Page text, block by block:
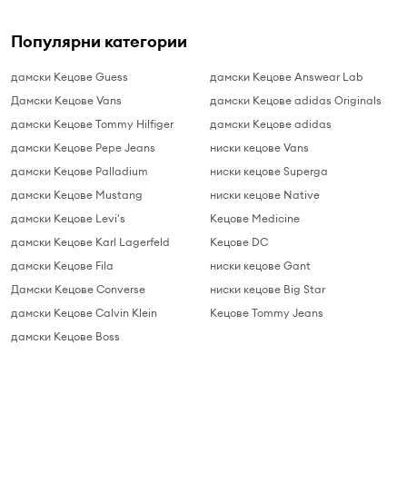
Популярни категории
дамски Кецове Guess
Дамски Кецове Vans
дамски Кецове Tommy Hilfiger
дамски Кецове Pepe Jeans
дамски Кецове Palladium
дамски Кецове Mustang
дамски Кецове Levi's
дамски Кецове Karl Lagerfeld
дамски Кецове Fila
Дамски Кецове Converse
дамски Кецове Calvin Klein
дамски Кецове Boss
дамски Кецове Answear Lab
дамски Кецове adidas Originals
дамски Кецове adidas
ниски кецове Vans
ниски кецове Superga
ниски кецове Native
Кецове Medicine
Кецове DC
ниски кецове Gant
ниски кецове Big Star
Кецове Tommy Jeans